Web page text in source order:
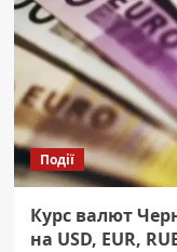
Події
Курс валют
на USD, EUR,